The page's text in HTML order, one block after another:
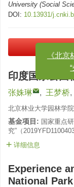
University (Social
DOI: 10.13931/
印度国家公园
张姝琳 , 王梦桥,
北京林业大学园林学院
基金项目: 国家重点
究”（
详细信息
Experience
National
《北